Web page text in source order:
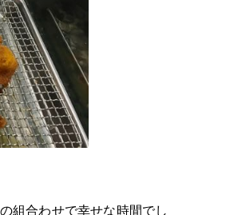
組合わせで幸せな時間でし